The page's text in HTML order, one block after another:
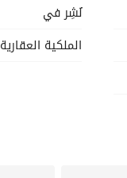
نُشِر في
الملكية العقارية